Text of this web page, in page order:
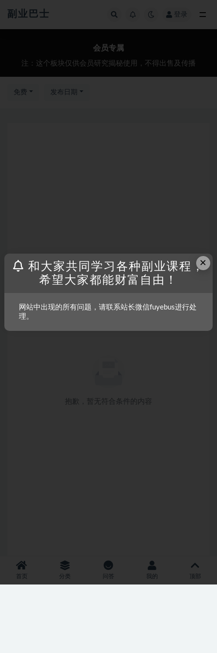
副业巴士 登录
会员专属
注：这个板块仅供会员研究揭秘使用，不得出售及传播
免费 发布日期
抱歉，暂无符合条件的内容
首页 分类 问答 我的 顶部
×
和大家共同学习各种副业课程，
希望大家都能财富自由！
网站中出现的所有问题，请联系站长微信fuyebus进行处
理。